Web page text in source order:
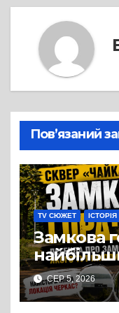
Пов’язаний
TV СЮЖЕТ ІСТОРІЯ
Замкова
Черкас
СЕР 5, 2026